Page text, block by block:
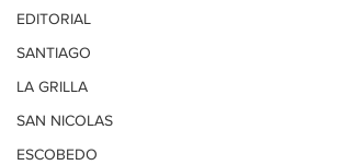
EDITORIAL
SANTIAGO
LA GRILLA
SAN NICOLAS
ESCOBEDO